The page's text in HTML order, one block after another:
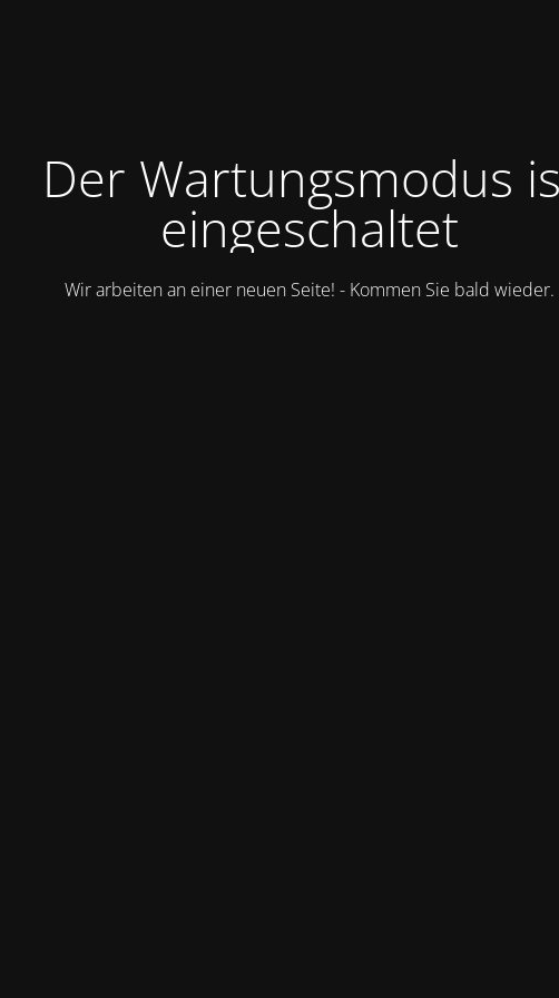
Der Wartungsmodus
eingeschaltet
Wir arbeiten an einer neuen Seite! - Kommen Sie bald wieder.